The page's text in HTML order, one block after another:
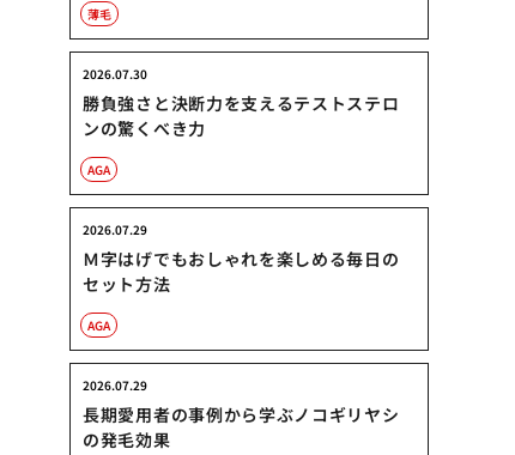
薄毛
勝負強さと決断力を支えるテストステロ
ンの驚くべき力
2026.07.30
AGA
Ｍ字はげでもおしゃれを楽しめる毎日の
セット方法
2026.07.29
AGA
長期愛用者の事例から学ぶノコギリヤシ
の発毛効果
2026.07.29